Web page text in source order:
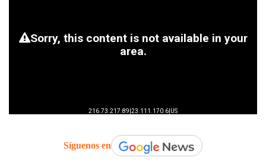
Síguenos en